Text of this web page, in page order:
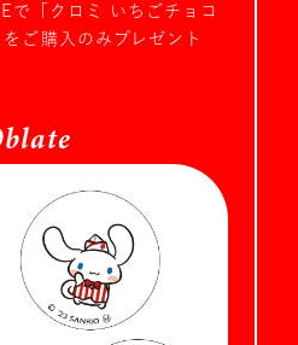
で「クロミ いちごチョコ
ご購入のみプレゼント